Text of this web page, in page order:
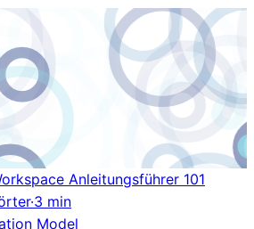
Anleitungsführer 101
·3 min
Model